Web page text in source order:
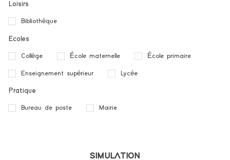
Loisirs
Bibliothèque
Ecoles
Collège École maternelle École primaire
Enseignement supérieur Lycée
Pratique
Bureau de poste Mairie
SIMULATION